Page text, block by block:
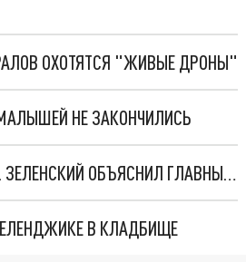
ОХОТЯТСЯ "ЖИВЫЕ ДРОНЫ"
НЕ ЗАКОНЧИЛИСЬ
"МЫ ВАС ЗАСТАВИМ": ЖУТКИЕ ДЕТАЛИ ОХОТЫ НА ГЕНЕРАЛА. ЗЕЛЕНСКИЙ ОБЪЯСНИЛ ГЛАВНЫЙ СМЫСЛ ТЕРАКТА В ЦЕНТРЕ МОСКВЫ
В КЛАДБИЩЕ